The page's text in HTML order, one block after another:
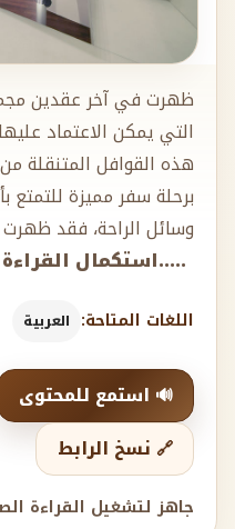
ظهرت في آخر عقدين
التي يمكن الاعتماد
هذه القوافل المتنقلة
برحلة سفر مميزة للتمتع
وسائل الراحة، فقد
.....استكمال القراءة
اللغات المتاحة: العربية
🔊 استمع للمحتوى
🔗 نسخ الرابط
جاهز لتشغيل القراءة